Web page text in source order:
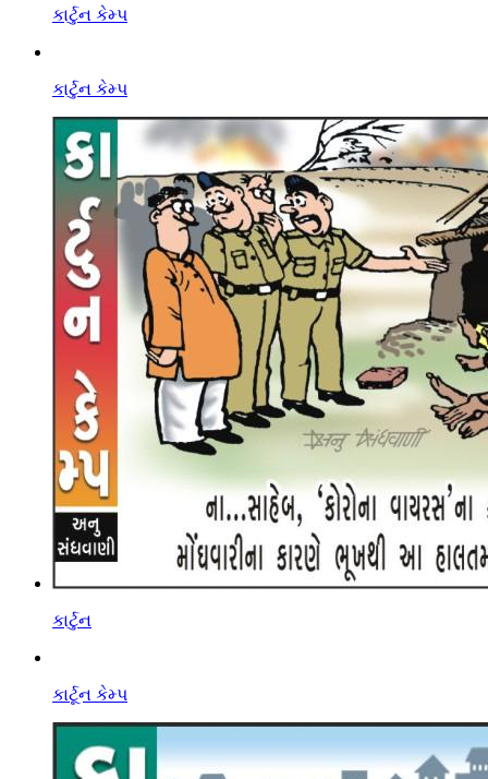
કાર્ટુન કેમ્પ
કાર્ટુન કેમ્પ
કાર્ટુન
કાર્ટૂન કેમ્પ